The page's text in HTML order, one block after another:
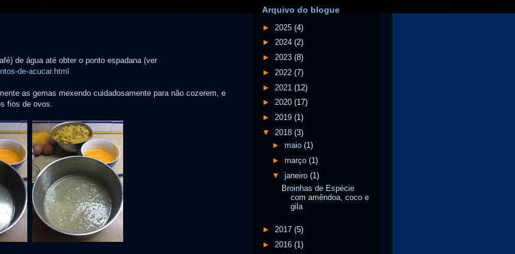
de água até obter o ponto espadana (ver
de-acucar.html
as gemas mexendo cuidadosamente para não cozerem, e
fios de ovos.
Arquivo do blogue
► 2025 (4)
► 2024 (2)
► 2023 (8)
► 2022 (7)
► 2021 (12)
► 2020 (17)
► 2019 (1)
▼ 2018 (3)
► maio (1)
► março (1)
▼ janeiro (1)
Broinhas de Espécie
com amêndoa, coco e
gila
► 2017 (5)
► 2016 (1)